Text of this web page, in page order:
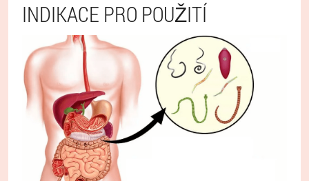
INDIKACE PRO POUŽITÍ